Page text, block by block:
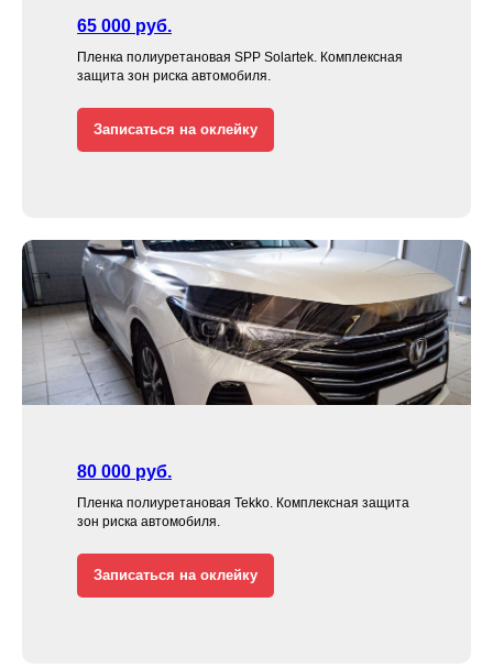
65 000 руб.
Пленка полиуретановая SPP Solartek. Комплексная
защита зон риска автомобиля.
Записаться на оклейку
80 000 руб.
Пленка полиуретановая Tekko. Комплексная защита
зон риска автомобиля.
Записаться на оклейку